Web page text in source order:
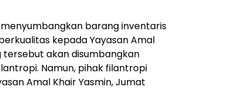
barang inventaris
kepada Yayasan Amal
tersebut akan disumbangkan
Namun, pihak filantropi
Amal Khair Yasmin, Jumat